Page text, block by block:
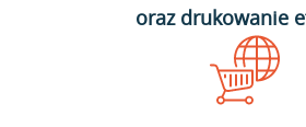
oraz drukowanie